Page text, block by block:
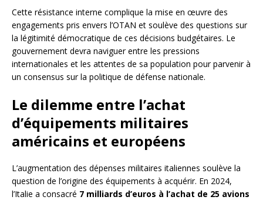
Cette résistance interne complique la mise en œuvre des
engagements pris envers l’OTAN et soulève des questions sur
la légitimité démocratique de ces décisions budgétaires. Le
gouvernement devra naviguer entre les pressions
internationales et les attentes de sa population pour parvenir à
un consensus sur la politique de défense nationale.
Le dilemme entre l’achat
d’équipements militaires
américains et européens
L’augmentation des dépenses militaires italiennes soulève la
question de l’origine des équipements à acquérir. En 2024,
l’Italie a consacré 7 milliards d’euros à l’achat de 25 avions